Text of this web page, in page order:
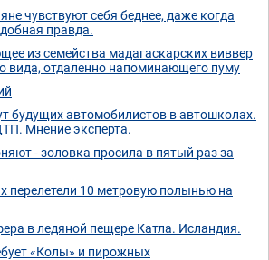
чувствуют себя беднее, даже когда
правда.
из семейства мадагаскарских виввер
вида, отдаленно напоминающего пуму
будущих автомобилистов в автошколах.
Мнение эксперта.
- золовка просила в пятый раз за
перелетели 10 метровую полынью на
в ледяной пещере Катла. Исландия.
«Колы» и пирожных